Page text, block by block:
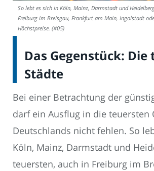
So lebt es sich in Köln, Mainz, Darmstadt und
Freiburg im Breisgau, Frankfurt am Main, Ingolstadt
Höchstpreise. (#05)
Das Gegenstück:
Städte
Bei einer Betrachtung der
darf ein Ausflug in die teuersten
Deutschlands nicht fehlen. So
Köln, Mainz, Darmstadt und
teuersten, auch in Freiburg im